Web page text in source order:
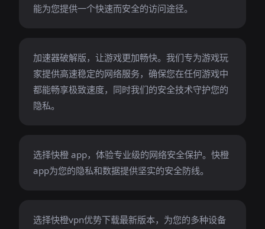
能为您提供一个快速而安全的访问途径。
加速器破解版，让游戏更加畅快。我们专为游戏玩
家提供高速稳定的网络服务，确保您在任何游戏中
都能畅享极致速度，同时我们的安全技术守护您的
隐私。
选择快橙 app，体验专业级的网络安全保护。快橙
app为您的隐私和数据提供坚实的安全防线。
选择快橙vpn优势下载最新版本，为您的多种设备